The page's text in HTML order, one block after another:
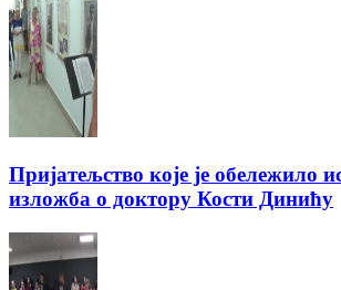
Пријатељство које је обележило
изложба о доктору Кости Динићу